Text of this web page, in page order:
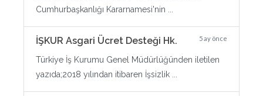
Cumhurbaşkanlığı Kararnamesi'nin ...
İŞKUR Asgari Ücret Desteği Hk. 5 ay önce
Türkiye İş Kurumu Genel Müdürlüğünden iletilen
yazıda;2018 yılından itibaren İşsizlik ...